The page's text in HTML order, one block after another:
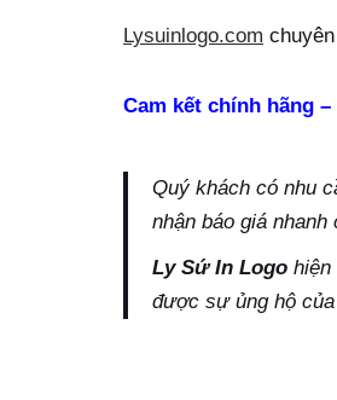
Lysuinlogo.com
Cam kết chính hãng
Quý khách có nhu
nhận báo giá nhanh
Ly Sứ In Logo hiện
được sự ủng hộ